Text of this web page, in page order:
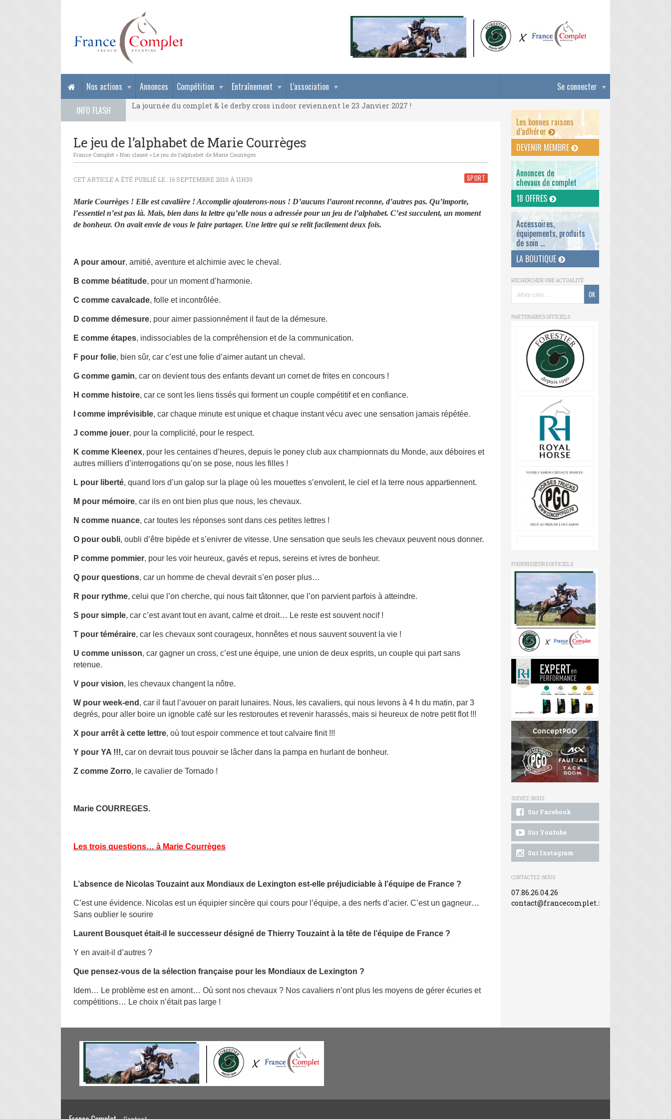
Se connecter
Nos actions Annonces Compétition Entraînement
L’association
INFO FLASH
La journée du complet & le derby cross indoor reviennent le 23 Janvier 2027 !
La journée du complet & le derby cross indoor reviennent le 23 Janvier 2027 !
Le jeu de l’alphabet de Marie Courrèges
France Complet » Non classé » Le jeu de l’alphabet de Marie Courrèges
SPORT
CET ARTICLE A ÉTÉ PUBLIÉ LE : 16 SEPTEMBRE 2010 À 11H30
Marie Courrèges ! Elle est cavalière ! Accomplie ajouterons-nous ! D’aucuns l’auront reconne, d’autres pas. Qu’importe,
l’essentiel n’est pas là. Mais, bien dans la lettre qu’elle nous a adressée pour un jeu de l’alphabet. C’est succulent, un moment
de bonheur. On avait envie de vous le faire partager. Une lettre qui se relit facilement deux fois.
A pour amour, amitié, aventure et alchimie avec le cheval.
B comme béatitude, pour un moment d’harmonie.
C comme cavalcade, folle et incontrôlée.
D comme démesure, pour aimer passionnément il faut de la démesure.
E comme étapes, indissociables de la compréhension et de la communication.
F pour folie, bien sûr, car c’est une folie d’aimer autant un cheval.
G comme gamin, car on devient tous des enfants devant un cornet de frites en concours !
H comme histoire, car ce sont les liens tissés qui forment un couple compétitif et en confiance.
I comme imprévisible, car chaque minute est unique et chaque instant vécu avec une sensation jamais répétée.
J comme jouer, pour la complicité, pour le respect.
K comme Kleenex, pour les centaines d’heures, depuis le poney club aux championnats du Monde, aux déboires et
autres milliers d’interrogations qu’on se pose, nous les filles !
L pour liberté, quand lors d’un galop sur la plage où les mouettes s’envolent, le ciel et la terre nous appartiennent.
M pour mémoire, car ils en ont bien plus que nous, les chevaux.
N comme nuance, car toutes les réponses sont dans ces petites lettres !
O pour oubli, oubli d’être bipède et s’enivrer de vitesse. Une sensation que seuls les chevaux peuvent nous donner.
P comme pommier, pour les voir heureux, gavés et repus, sereins et ivres de bonheur.
Q pour questions, car un homme de cheval devrait s’en poser plus…
R pour rythme, celui que l’on cherche, qui nous fait tâtonner, que l’on parvient parfois à atteindre.
S pour simple, car c’est avant tout en avant, calme et droit… Le reste est souvent nocif !
T pour téméraire, car les chevaux sont courageux, honnêtes et nous sauvent souvent la vie !
U comme unisson, car gagner un cross, c’est une équipe, une union de deux esprits, un couple qui part sans
retenue.
V pour vision, les chevaux changent la nôtre.
W pour week-end , car il faut l’avouer on parait lunaires. Nous, les cavaliers, qui nous levons à 4 h du matin, par 3
degrés, pour aller boire un ignoble café sur les restoroutes et revenir harassés, mais si heureux de notre petit flot !!!
X pour arrêt à cette lettre, où tout espoir commence et tout calvaire finit !!!
Y pour YA !!!, car on devrait tous pouvoir se lâcher dans la pampa en hurlant de bonheur.
Z comme Zorro, le cavalier de Tornado !
Marie COURREGES.
Les trois questions… à Marie Courrèges
L’absence de Nicolas Touzaint aux Mondiaux de Lexington est-elle préjudiciable à l’équipe de France ?
C’est une évidence. Nicolas est un équipier sincère qui cours pour l’équipe, a des nerfs d’acier. C’est un gagneur…
Sans oublier le sourire
Laurent Bousquet était-il le successeur désigné de Thierry Touzaint à la tête de l’équipe de France ?
Y en avait-il d’autres ?
Que pensez-vous de la sélection française pour les Mondiaux de Lexington ?
Idem… Le problème est en amont… Où sont nos chevaux ? Nos cavaliers n’ont plus les moyens de gérer écuries et
compétitions… Le choix n’était pas large !
Les bonnes raisons
d’adhérer
DEVENIR MEMBRE
Annonces de
chevaux de complet
18 OFFRES
Accessoires,
équipements, produits
de soin ...
LA BOUTIQUE
RECHERCHER UNE ACTUALITÉ
PARTENAIRES OFFICIELS
FOURNISSEURS OFFICIELS
SUIVEZ-NOUS
Sur Facebook
Sur Youtube
Sur Instagram
CONTACTEZ-NOUS
07.86.26.04.26
contact@francecomplet.fr